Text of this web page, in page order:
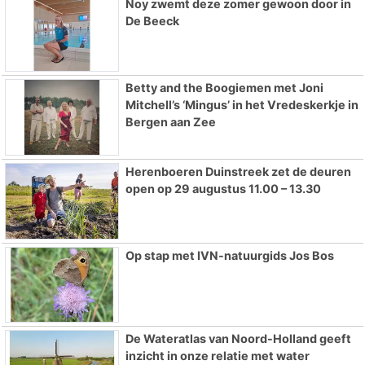
Noy zwemt deze zomer gewoon door in
De Beeck
Betty and the Boogiemen met Joni
Mitchell’s ‘Mingus’ in het Vredeskerkje in
Bergen aan Zee
Herenboeren Duinstreek zet de deuren
open op 29 augustus 11.00 – 13.30
Op stap met IVN-natuurgids Jos Bos
De Wateratlas van Noord-Holland geeft
inzicht in onze relatie met water